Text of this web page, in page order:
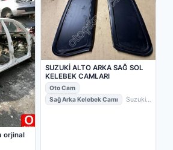
orjinal
SUZUKİ ALTO ARKA SAĞ SOL
KELEBEK CAMLARI
Oto Cam
Sağ Arka Kelebek Camı
Suzuki